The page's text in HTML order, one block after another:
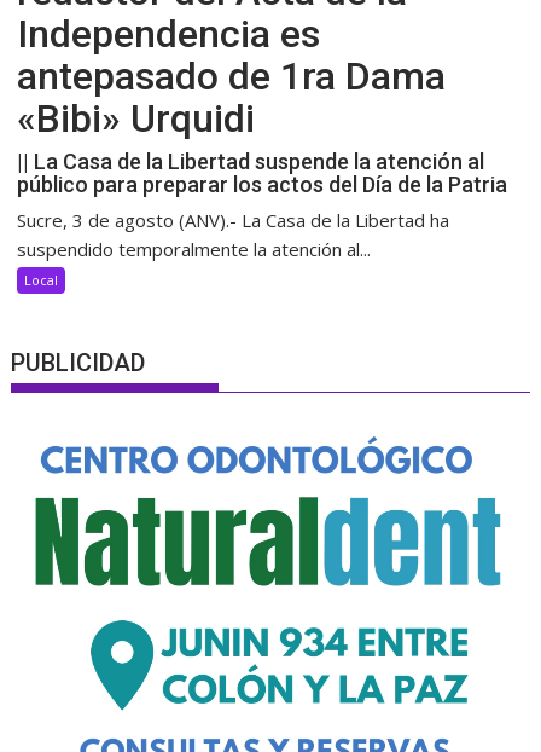
Independencia es
antepasado de 1ra Dama
«Bibi» Urquidi
|| La Casa de la Libertad suspende la atención al
público para preparar los actos del Día de la Patria
Sucre, 3 de agosto (ANV).- La Casa de la Libertad ha
suspendido temporalmente la atención al...
Local
PUBLICIDAD